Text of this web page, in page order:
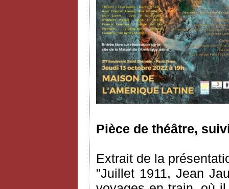
Pièce de théâtre,
Extrait de la
"Juillet 1911, Jean